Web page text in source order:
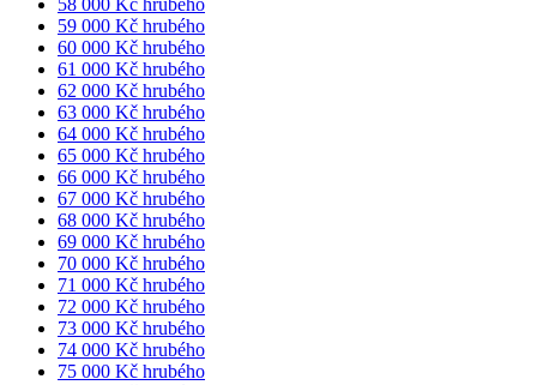
58 000 Kč hrubého
59 000 Kč hrubého
60 000 Kč hrubého
61 000 Kč hrubého
62 000 Kč hrubého
63 000 Kč hrubého
64 000 Kč hrubého
65 000 Kč hrubého
66 000 Kč hrubého
67 000 Kč hrubého
68 000 Kč hrubého
69 000 Kč hrubého
70 000 Kč hrubého
71 000 Kč hrubého
72 000 Kč hrubého
73 000 Kč hrubého
74 000 Kč hrubého
75 000 Kč hrubého